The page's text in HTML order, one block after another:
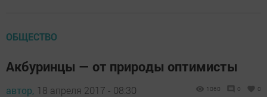
ОБЩЕСТВО
Акбуринцы — от природы оптимисты
автор, 18 апреля 2017 - 08:30 1060 0 0